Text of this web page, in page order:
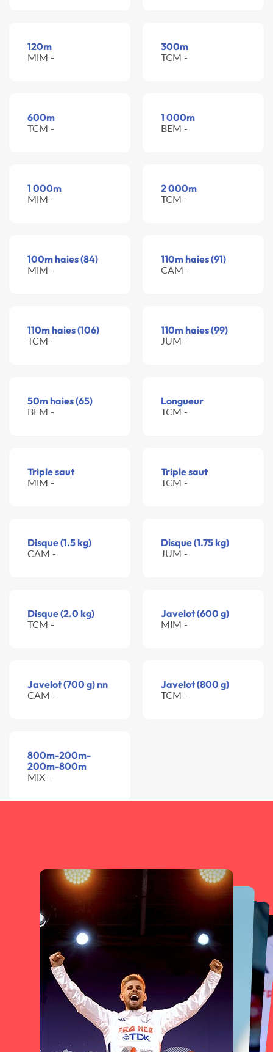
120m
MIM -
300m
TCM -
600m
TCM -
1 000m
BEM -
1 000m
MIM -
2 000m
TCM -
100m haies (84)
MIM -
110m haies (91)
CAM -
110m haies (106)
TCM -
110m haies (99)
JUM -
50m haies (65)
BEM -
Longueur
TCM -
Triple saut
MIM -
Triple saut
TCM -
Disque (1.5 kg)
CAM -
Disque (1.75 kg)
JUM -
Disque (2.0 kg)
TCM -
Javelot (600 g)
MIM -
Javelot (700 g) nn
CAM -
Javelot (800 g)
TCM -
800m-200m-
200m-800m
MIX -